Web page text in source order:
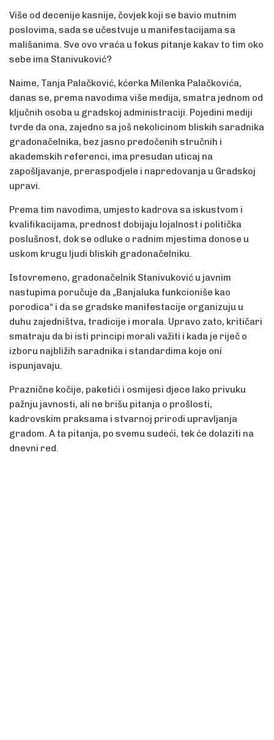
Više od decenije kasnije, čovjek koji se bavio mutnim
poslovima, sada se učestvuje u manifestacijama sa
mališanima. Sve ovo vraća u fokus pitanje kakav to tim oko
sebe ima Stanivuković?
Naime, Tanja Palačković, kćerka Milenka Palačkovića,
danas se, prema navodima više medija, smatra jednom od
ključnih osoba u gradskoj administraciji. Pojedini mediji
tvrde da ona, zajedno sa još nekolicinom bliskih saradnika
gradonačelnika, bez jasno predočenih stručnih i
akademskih referenci, ima presudan uticaj na
zapošljavanje, preraspodjele i napredovanja u Gradskoj
upravi.
Prema tim navodima, umjesto kadrova sa iskustvom i
kvalifikacijama, prednost dobijaju lojalnost i politička
poslušnost, dok se odluke o radnim mjestima donose u
uskom krugu ljudi bliskih gradonačelniku.
Istovremeno, gradonačelnik Stanivuković u javnim
nastupima poručuje da „Banjaluka funkcioniše kao
porodica“ i da se gradske manifestacije organizuju u
duhu zajedništva, tradicije i morala. Upravo zato, kritičari
smatraju da bi isti principi morali važiti i kada je riječ o
izboru najbližih saradnika i standardima koje oni
ispunjavaju.
Praznične kočije, paketići i osmijesi djece lako privuku
pažnju javnosti, ali ne brišu pitanja o prošlosti,
kadrovskim praksama i stvarnoj prirodi upravljanja
gradom. A ta pitanja, po svemu sudeći, tek će dolaziti na
dnevni red.